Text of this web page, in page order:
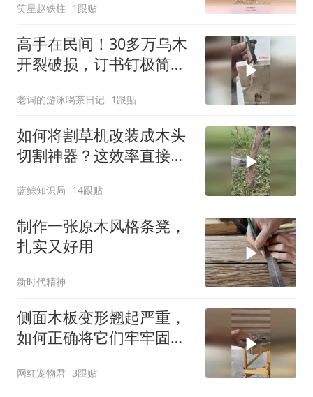
笑星赵铁柱 1跟贴
高手在民间！30多万乌木
开裂破损，订书钉极简修
老词的游泳喝茶日记 1跟贴
如何将割草机改装成木头
切割神器？这效率直接翻
蓝鲸知识局 14跟贴
制作一张原木风格条凳，
扎实又好用
新时代精神
侧面木板变形翘起严重，
如何正确将它们牢牢固定
网红宠物君 3跟贴